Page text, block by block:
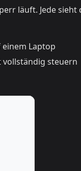
läuft. Jede sieht
Laptop
vollständig steuern